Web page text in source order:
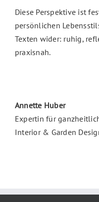
Diese Perspektive ist
persönlichen
Texten wider: ruhig,
praxisnah.
Annette Huber
Expertin für
Interior & Garden